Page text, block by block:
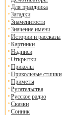
Для праздника
Загадки
Знаменитости
Значение имени
Истории и рассказы
Картинки
Надписи
Открытки
Приколы
Прикольные стишки
Приметы
Ругательства
Русское радио
Сказки
Сонник